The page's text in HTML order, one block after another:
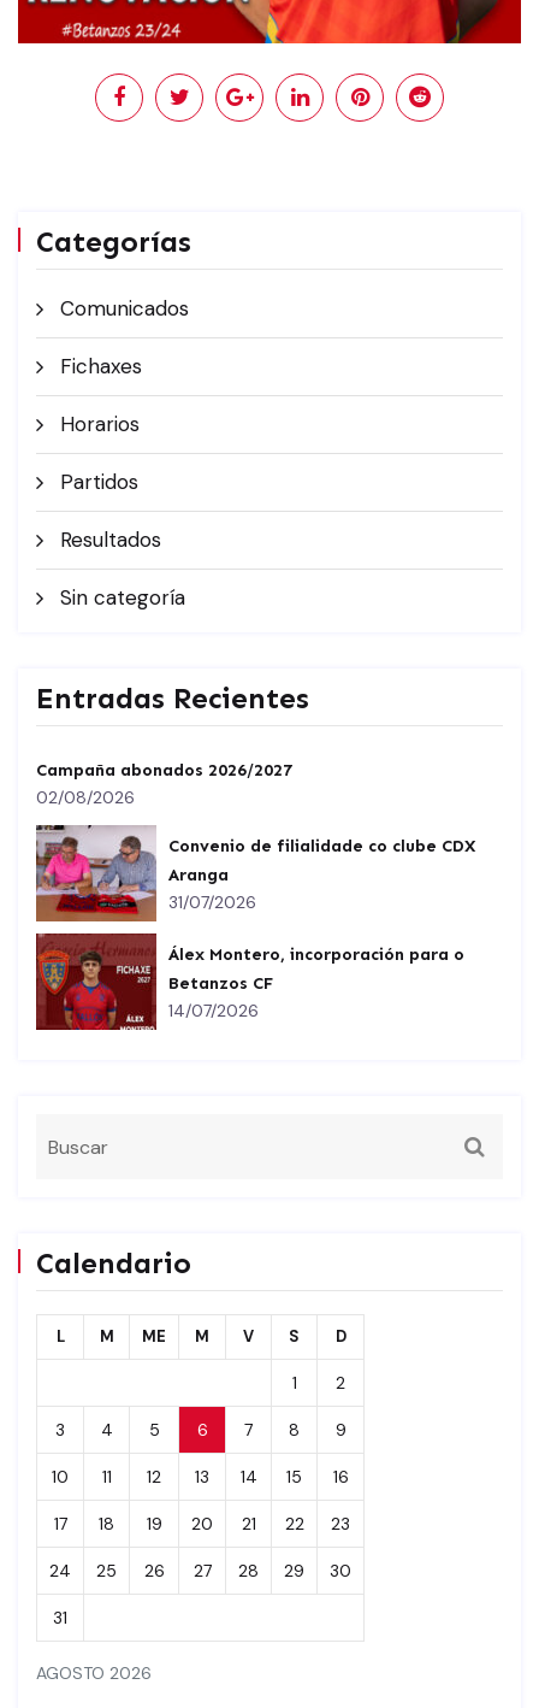
Categorías
Comunicados
Fichaxes
Horarios
Partidos
Resultados
Sin categoría
Entradas Recientes
Campaña abonados 2026/2027
02/08/2026
Convenio de filialidade co clube CDX
Aranga
31/07/2026
Álex Montero, incorporación para o
Betanzos CF
14/07/2026
Calendario
AGOSTO 2026
L M ME M V S D
1 2
3 4 5 6 7 8 9
10 11 12 13 14 15 16
17 18 19 20 21 22 23
24 25 26 27 28 29 30
31